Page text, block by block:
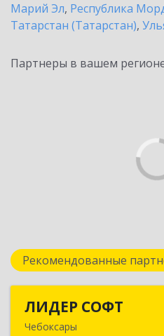
Марий Эл, Республика
Татарстан (Татарстан),
Партнеры в вашем
Рекомендованные
ЛИДЕР СОФТ
Чебоксары